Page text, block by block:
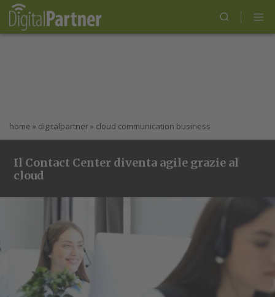
home » digitalpartner» cloud communication business
Il Contact Center diventa agile grazie al
cloud